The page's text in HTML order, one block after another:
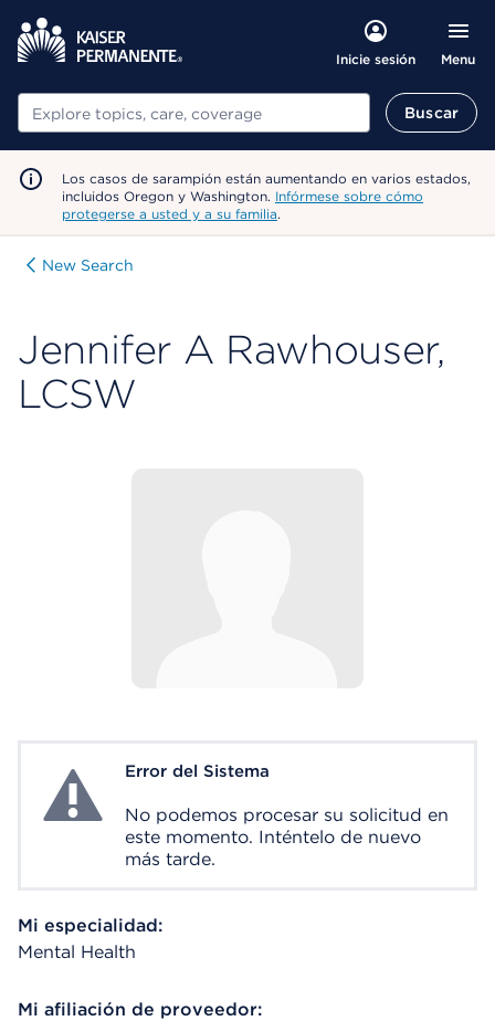
Inicie sesión Menu
Buscar Buscar
Los casos de sarampión están aumentando en varios estados,
incluidos Oregon y Washington. Infórmese sobre cómo
protegerse a usted y a su familia.
New Search
Jennifer A Rawhouser,
LCSW
System ErrorError del Sistema
No podemos procesar su solicitud en
este momento. Inténtelo de nuevo
más tarde.
Mi especialidad:
Mental Health
Mi afiliación de proveedor: